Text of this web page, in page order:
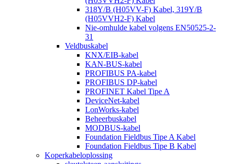
318Y/B (H05VV-F) Kabel, 319Y/B
(H05VVH2-F) Kabel
Nie-omhulde kabel volgens EN50525-2-
31
Veldbuskabel
KNX/EIB-kabel
KAN-BUS-kabel
PROFIBUS PA-kabel
PROFIBUS DP-kabel
PROFINET Kabel Tipe A
DeviceNet-kabel
LonWorks-kabel
Beheerbuskabel
MODBUS-kabel
Foundation Fieldbus Tipe A Kabel
Foundation Fieldbus Tipe B Kabel
Koperkabeloplossing